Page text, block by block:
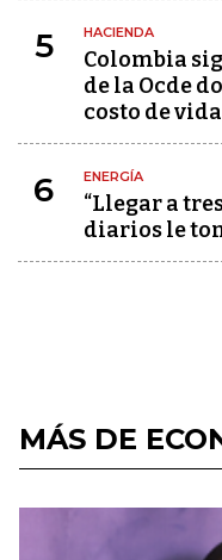
5 HACIENDA
Colombia
de la Ocde
costo de vida
6 ENERGÍA
“Llegar a
diarios le
MÁS DE